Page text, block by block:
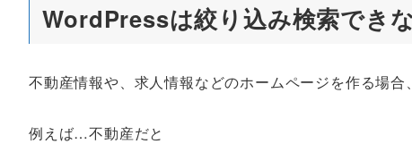
WordPressは絞り込み検索で
不動産情報や、求人情報などのホームページを作る場合、
例えば…不動産だと